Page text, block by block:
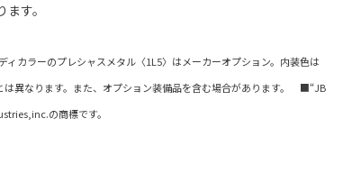
す。
カラーのプレシャスメタル〈1L5〉はメーカーオプション。内装色は
異なります。また、オプション装備品を含む場合があります。 ■“JB
の商標です。